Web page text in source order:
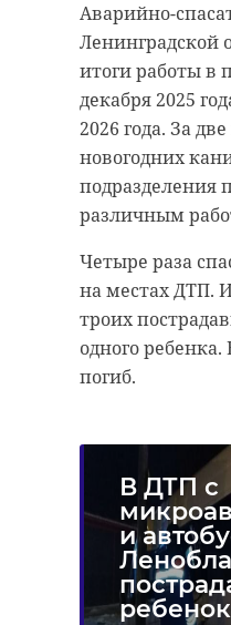
Аварийно-
Ленинградской
итоги работы в
декабря 2025
2026 года. За
новогодних
подразделения
различным
Четыре раза
на местах ДТП.
троих
одного
погиб.
В ДТП с
и
ребенок